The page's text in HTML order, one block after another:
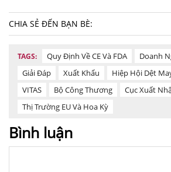
CHIA SẺ ĐẾN BẠN BÈ:
TAGS: Quy Định Về CE Và FDA
Doanh
Giải Đáp
Xuất Khẩu
Hiệp Hội Dệt
VITAS
Bộ Công Thương
Cục Xuất
Thị Trường EU Và Hoa Kỳ
Bình luận